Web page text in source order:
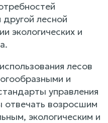
лесной
экологических и
лесов
и
управления
возросшим
экологическим и